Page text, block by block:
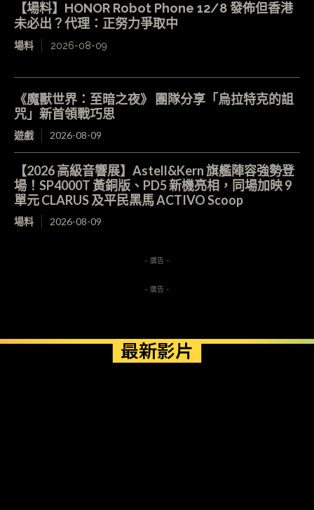
【場料】HONOR Robot Phone 12/8 發佈但香港
未必出？代理：正努力爭取中
場料 2026-08-09
《魔獸世界：至暗之夜》 團隊分享「烏拉特克的詛
咒」新首領戰巧思
遊戲 2026-08-09
【2026 高級音響展】Astell&Kern 旗艦陣容強勢登
場！SP4000T 黃銅版、PD5 新機亮相，同場加映 9
單元 CLARUS 及平民黑馬 ACTIVO Scoop
場料 2026-08-09
- 廣告 -
- 廣告 -
最新影片